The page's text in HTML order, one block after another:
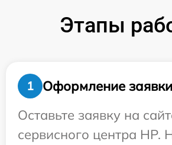
Этапы
1
Оформление заявки
Оставьте заявку на
сервисного центра HP.